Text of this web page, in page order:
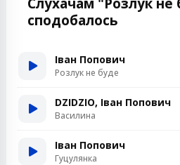
сподобалось
Іван Попович
Розлук не буде
DZIDZIO, Іван Попович
Василина
Іван Попович
Гуцулянка